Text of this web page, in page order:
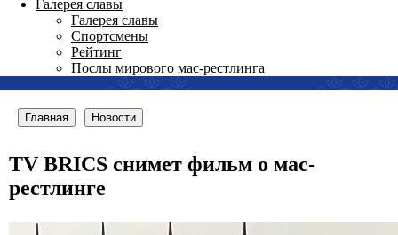
Галерея славы
Галерея славы
Спортсмены
Рейтинг
Послы мирового мас-рестлинга
Главная Новости
TV BRICS снимет фильм о мас-
рестлинге